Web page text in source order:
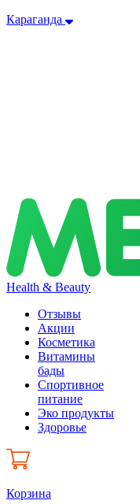
Караганда
Health & Beauty
Отзывы
Акции
Косметика
Витамины
бады
Спортивное
питание
Эко продукты
Здоровье
Корзина